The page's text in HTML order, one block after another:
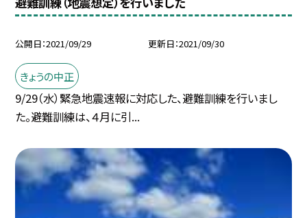
公開日 2021/09/29 更新日 2021/09/30
きょうの中正
9/29（水）緊急地震速報に対応した、避難訓練を行いまし
た。避難訓練は、４月に引...